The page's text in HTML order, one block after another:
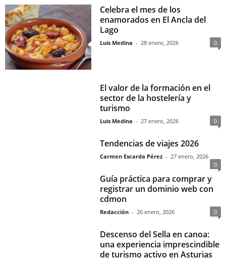
Celebra el mes de los
enamorados en El Ancla del
Lago
Luis Medina - 28 enero, 2026 0
El valor de la formación en el
sector de la hostelería y
turismo
Luis Medina - 27 enero, 2026 0
Tendencias de viajes 2026
Carmen Escarda Pérez - 27 enero, 2026
0
Guía práctica para comprar y
registrar un dominio web con
cdmon
Redacción - 26 enero, 2026 0
Descenso del Sella en canoa:
una experiencia imprescindible
de turismo activo en Asturias